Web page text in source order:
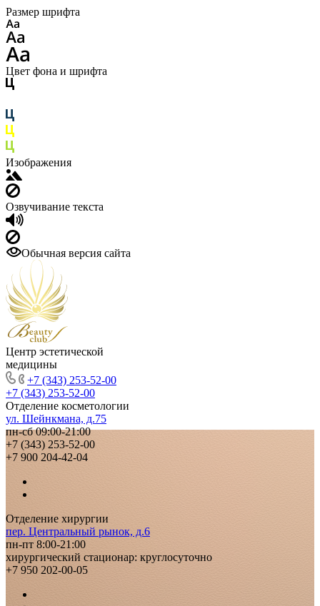
Размер шрифта
Цвет фона и шрифта
Изображения
Озвучивание текста
Обычная версия сайта
Центр эстетической
медицины
+7 (343) 253-52-00
+7 (343) 253-52-00
Отделение косметологии
ул. Шейнкмана, д.75
пн-сб 09:00-21:00
+7 (343) 253-52-00
+7 900 204-42-04
Отделение хирургии
пер. Центральный рынок, д.6
пн-пт 8:00-21:00
хирургический стационар: круглосуточно
+7 950 202-00-05